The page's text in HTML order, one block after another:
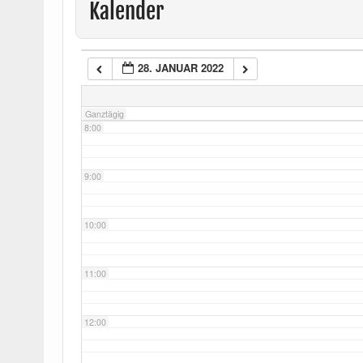
Kalender
28. JANUAR 2022
Ganztägig
7:00
8:00
9:00
10:00
11:00
12:00